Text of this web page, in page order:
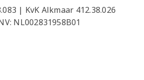
| KvK Alkmaar 412.38.026
NL002831958B01